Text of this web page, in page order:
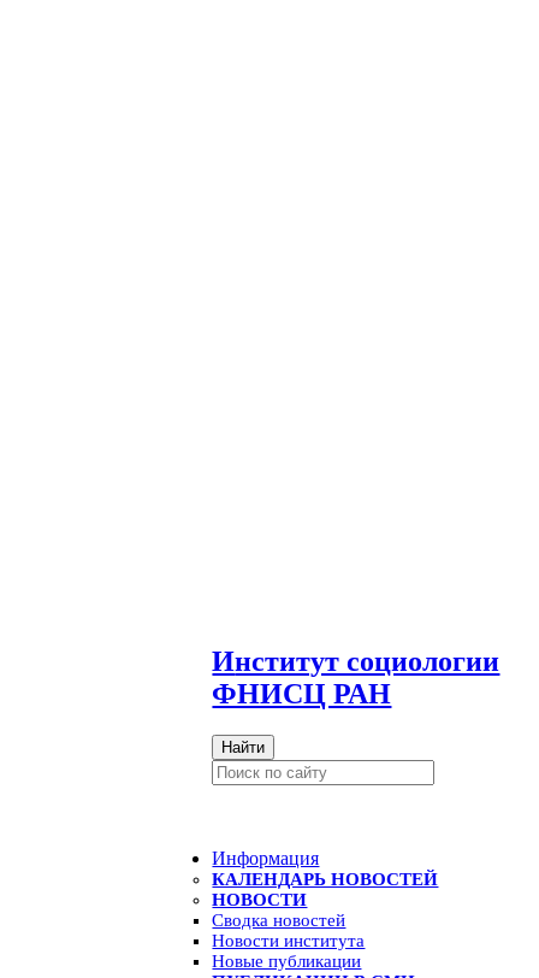
Институт социологии
ФНИСЦ РАН
Найти
Информация
КАЛЕНДАРЬ НОВОСТЕЙ
НОВОСТИ
Сводка новостей
Новости института
Новые публикации